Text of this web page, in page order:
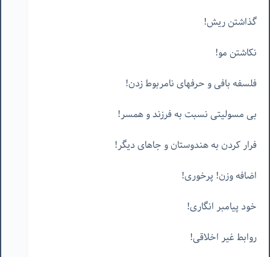
گذاشتن ریش!
نکاشتن مو!
فلسفه بافی و حرفهای نامربوط زدن!
بی مسولیتی نسبت به فرزند و همسر!
فرار کردن به هندوستان و جاهای دیگر!
اضافه وزن! پرخوری!
خود پیامبر انگاری!
روابط غیر اخلاقی!